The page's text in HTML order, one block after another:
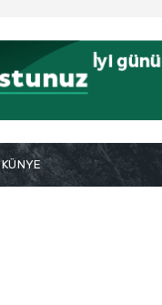
KÜNYE